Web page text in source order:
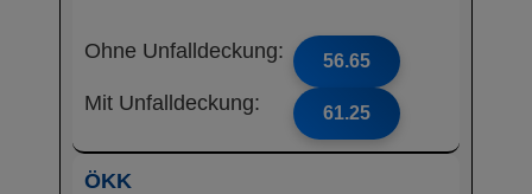
Ohne Unfalldeckung: 56.65
Mit Unfalldeckung: 61.25
ÖKK